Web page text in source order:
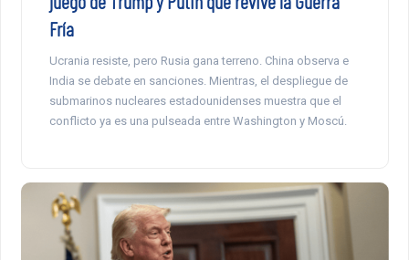
Fría
Ucrania resiste, pero Rusia gana terreno. China observa e
India se debate en sanciones. Mientras, el despliegue de
submarinos nucleares estadounidenses muestra que el
conflicto ya es una pulseada entre Washington y Moscú.